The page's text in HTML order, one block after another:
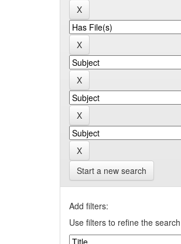
Start a new search
Add filters:
Use filters to refine the